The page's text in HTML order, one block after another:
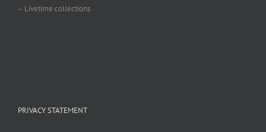
– Livetime collections
PRIVACY STATEMENT